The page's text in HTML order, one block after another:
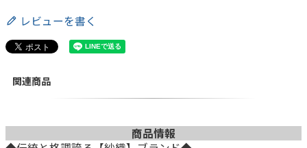
レビューを書く
関連商品
商品情報